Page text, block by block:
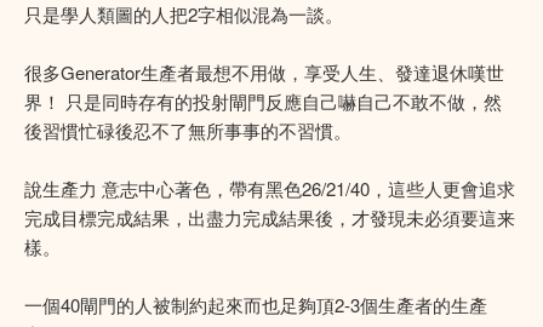
只是學人類圖的人把2字相似混為一談。
很多Generator生產者最想不用做，享受人生、發達退休嘆世
界！ 只是同時存有的投射閘門反應自己嚇自己不敢不做，然
後習慣忙碌後忍不了無所事事的不習慣。
說生產力 意志中心著色，帶有黑色26/21/40，這些人更會追求
完成目標完成結果，出盡力完成結果後，才發現未必須要這来
樣。
一個40閘門的人被制約起來而也足夠頂2-3個生產者的生產